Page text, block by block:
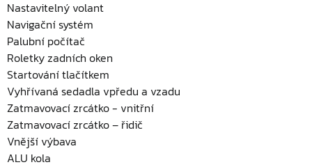
Nastavitelný volant
Navigační systém
Palubní počítač
Roletky zadních oken
Startování tlačítkem
Vyhřívaná sedadla vpředu a vzadu
Zatmavovací zrcátko - vnitřní
Zatmavovací zrcátko – řidič
Vnější výbava
ALU kola